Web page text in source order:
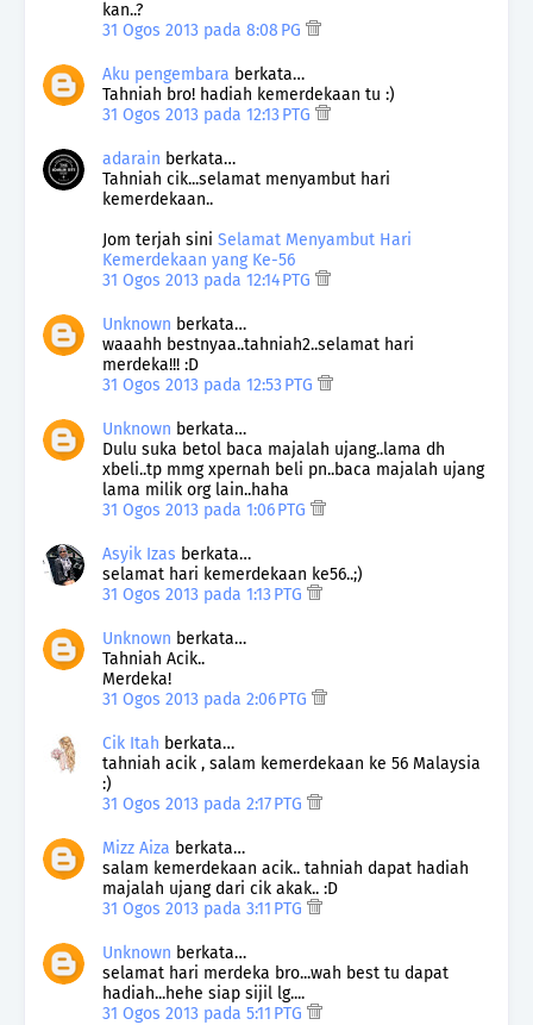
kan..?
31 Ogos 2013 pada 8:08 PG
Aku pengembara berkata…
Tahniah bro! hadiah kemerdekaan tu :)
31 Ogos 2013 pada 12:13 PTG
adarain berkata…
Tahniah cik...selamat menyambut hari
kemerdekaan..
Jom terjah sini Selamat Menyambut Hari
Kemerdekaan yang Ke-56
31 Ogos 2013 pada 12:14 PTG
Unknown berkata…
waaahh bestnyaa..tahniah2..selamat hari
merdeka!!! :D
31 Ogos 2013 pada 12:53 PTG
Unknown berkata…
Dulu suka betol baca majalah ujang..lama dh
xbeli..tp mmg xpernah beli pn..baca majalah ujang
lama milik org lain..haha
31 Ogos 2013 pada 1:06 PTG
Asyik Izas berkata…
selamat hari kemerdekaan ke56..;)
31 Ogos 2013 pada 1:13 PTG
Unknown berkata…
Tahniah Acik..
Merdeka!
31 Ogos 2013 pada 2:06 PTG
Cik Itah berkata…
tahniah acik , salam kemerdekaan ke 56 Malaysia
:)
31 Ogos 2013 pada 2:17 PTG
Mizz Aiza berkata…
salam kemerdekaan acik.. tahniah dapat hadiah
majalah ujang dari cik akak.. :D
31 Ogos 2013 pada 3:11 PTG
Unknown berkata…
selamat hari merdeka bro...wah best tu dapat
hadiah...hehe siap sijil lg....
31 Ogos 2013 pada 5:11 PTG